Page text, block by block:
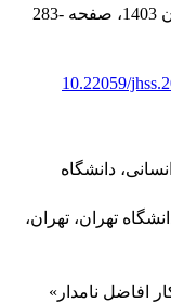
، صفحه 283-
10.22059/
دانشگاه
تهران، تهران،
افاضل نامدار»